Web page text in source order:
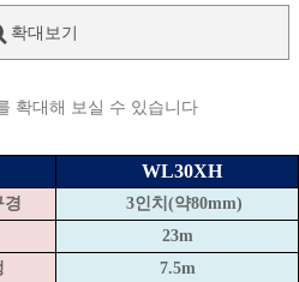
확대보기
확대해 보실 수 있습니다
WL30XH
경
3인치(약80mm)
23m
7.5m